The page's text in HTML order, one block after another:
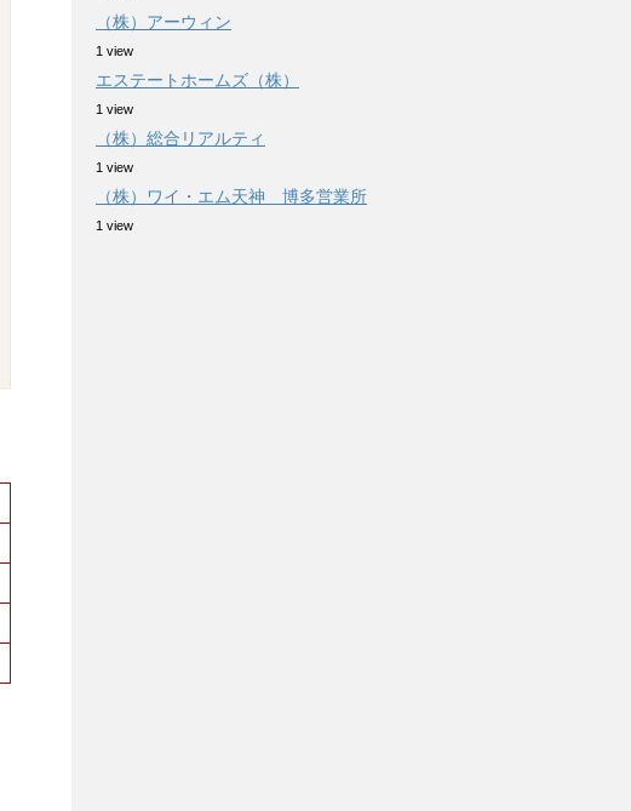
（株）アーウィン
1 view
エステートホームズ（株）
1 view
（株）総合リアルティ
1 view
（株）ワイ・エム天神 博多営業所
1 view